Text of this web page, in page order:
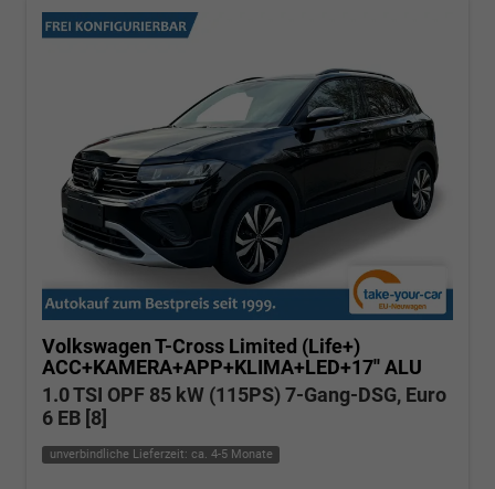
Volkswagen T-Cross Limited (Life+)
ACC+KAMERA+APP+KLIMA+LED+17'' ALU
1.0 TSI OPF 85 kW (115PS) 7-Gang-DSG, Euro
6 EB [8]
unverbindliche Lieferzeit: ca. 4-5 Monate